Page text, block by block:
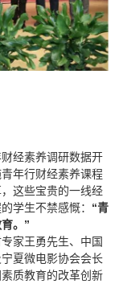
经素养调研数据开
年行财经素养课程
这些宝贵的一线经
学生不禁感慨： “青
。”
家王勇先生、中国
夏微电影协会会长
质教育的改革创新